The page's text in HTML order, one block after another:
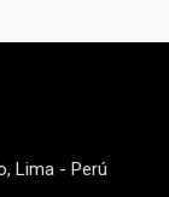
Lima - Perú